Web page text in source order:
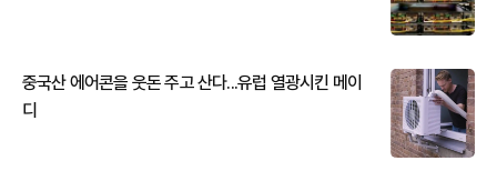
중국산 에어콘을 웃돈 주고 산다...유럽 열광시킨 메이
디